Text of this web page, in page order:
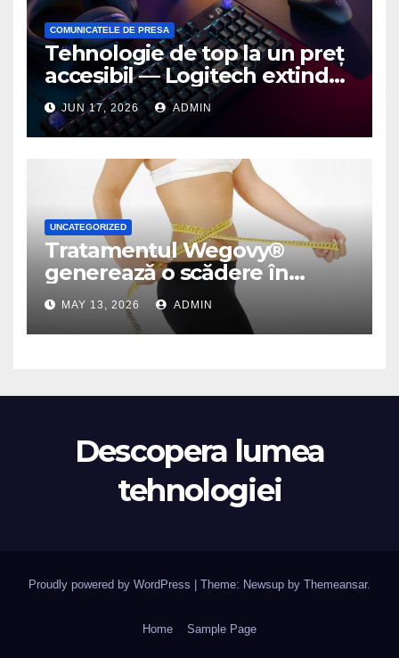
COMUNICATELE DE PRESA
Tehnologie de top la un preț
accesibil — Logitech extinde
seria G3 cu un nou mouse și
o nouă tastatură pentru
gaming pe PC
JUN 17, 2026 ADMIN
UNCATEGORIZED
Tratamentul Wegovy®
generează o scădere în
greutate de până la 22,6% la
femei în perioada
menopauzei și reduce la
MAY 13, 2026 ADMIN
Descopera lumea
tehnologiei
Proudly powered by WordPress Theme: Newsup by Themeansar.
Home Sample Page